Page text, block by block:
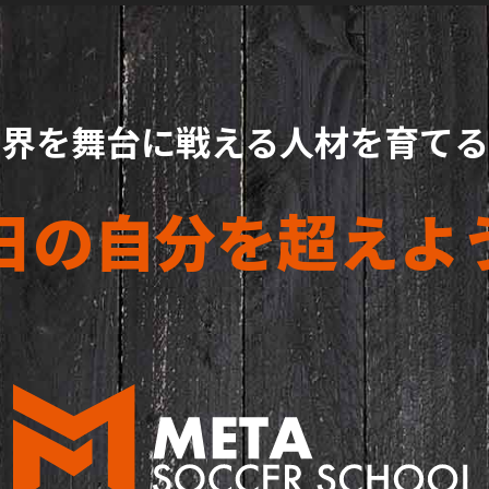
を舞台に戦える人材を育て
の自分を超えよ